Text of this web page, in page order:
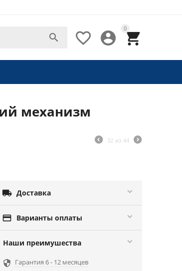
0




механизм
32 из 44
 Доставка
 Варианты оплаты
Наши преимушества
 Гарантия 6 - 12 месяцев